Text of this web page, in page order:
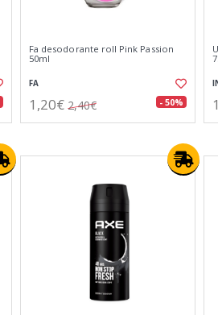
Fa desodorante roll Pink Passion
50ml
FA
1,20€ 2,40€ - 50%